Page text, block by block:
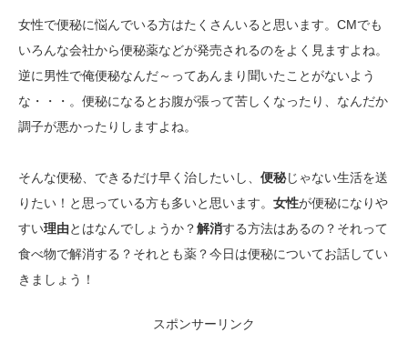
女性で便秘に悩んでいる方はたくさんいると思います。CMでも
いろんな会社から便秘薬などが発売されるのをよく見ますよね。
逆に男性で俺便秘なんだ～ってあんまり聞いたことがないよう
な・・・。便秘になるとお腹が張って苦しくなったり、なんだか
調子が悪かったりしますよね。
そんな便秘、できるだけ早く治したいし、 便秘じゃない生活を送
りたい！と思っている方も多いと思います。 女性が便秘になりや
すい理由とはなんでしょうか？解消する方法はあるの？それって
食べ物で解消する？それとも薬？今日は便秘についてお話してい
きましょう！
スポンサーリンク